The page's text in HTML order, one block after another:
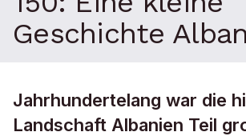
Geschichte
Jahrhundertelang war die
Landschaft Albanien Teil